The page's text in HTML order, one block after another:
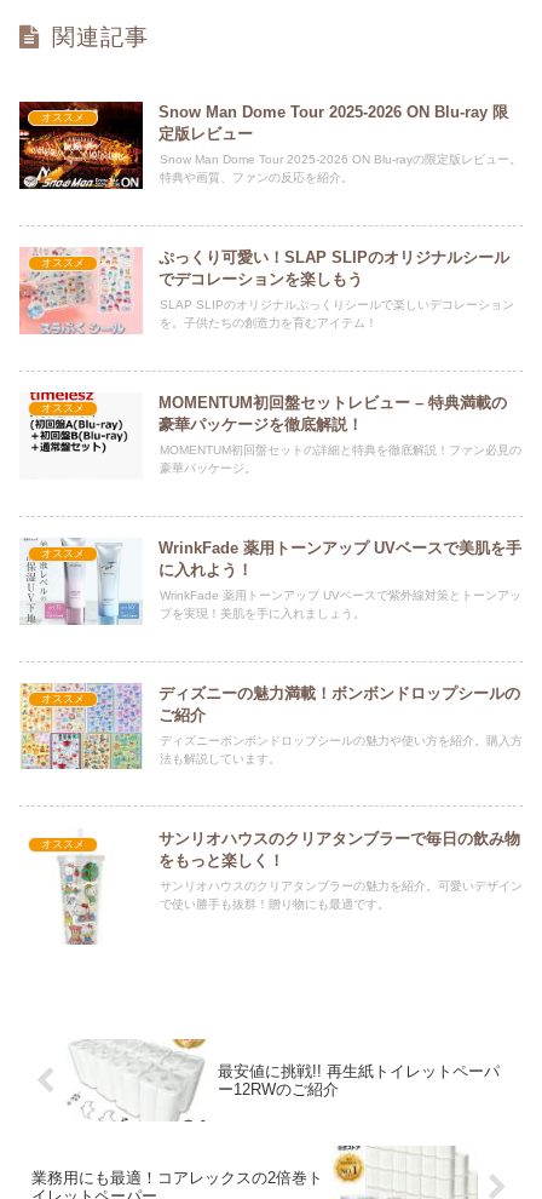
関連記事
オススメ
Snow Man Dome Tour 2025-2026 ON Blu-ray 限
定版レビュー
Snow Man Dome Tour 2025-2026 ON Blu-rayの限定版レビュー。
特典や画質、ファンの反応を紹介。
オススメ
ぷっくり可愛い！SLAP SLIPのオリジナルシール
でデコレーションを楽しもう
SLAP SLIPのオリジナルぷっくりシールで楽しいデコレーション
を。子供たちの創造力を育むアイテム！
オススメ
MOMENTUM初回盤セットレビュー – 特典満載の
豪華パッケージを徹底解説！
MOMENTUM初回盤セットの詳細と特典を徹底解説！ファン必見の
豪華パッケージ。
オススメ
WrinkFade 薬用トーンアップ UVベースで美肌を手
に入れよう！
WrinkFade 薬用トーンアップ UVベースで紫外線対策とトーンアッ
プを実現！美肌を手に入れましょう。
オススメ
ディズニーの魅力満載！ボンボンドロップシールの
ご紹介
ディズニーボンボンドロップシールの魅力や使い方を紹介。購入方
法も解説しています。
オススメ
サンリオハウスのクリアタンブラーで毎日の飲み物
をもっと楽しく！
サンリオハウスのクリアタンブラーの魅力を紹介。可愛いデザイン
で使い勝手も抜群！贈り物にも最適です。
最安値に挑戦!! 再生紙トイレットペーパ
ー12RWのご紹介
業務用にも最適！コアレックスの2倍巻ト